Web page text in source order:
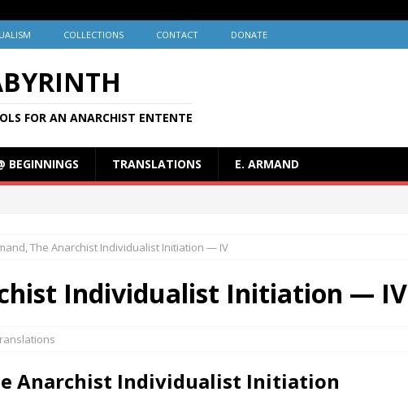
COLLECTIONS CONTACT DONATE
FOR AN ANARCHIST ENTENTE
BEGINNINGS TRANSLATIONS E. ARMAND
The Anarchist Individualist Initiation — IV
Individualist Initiation — IV
Anarchist Individualist Initiation